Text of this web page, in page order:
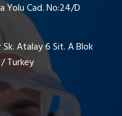
Yolu Cad. No:24/D
Atalay 6 Sit. A Blok
Turkey